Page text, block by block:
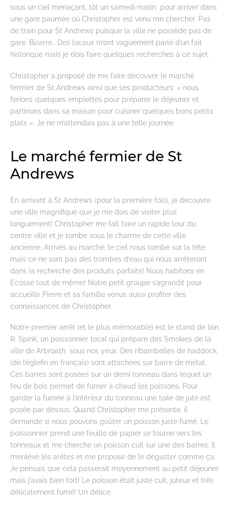
sous un ciel menaçant, tôt un samedi matin pour arriver dans
une gare paumée où Christopher est venu me chercher. Pas
de train pour St Andrews puisque la ville ne possède pas de
gare. Bizarre… Des locaux m’ont vaguement parlé d’un fait
historique mais je dois faire quelques recherches à ce sujet.
Christopher a proposé de me faire découvrir le marché
fermier de St Andrews ainsi que ses producteurs: « nous
ferions quelques emplettes pour préparer le déjeuner et
partirions dans sa maison pour cuisiner quelques bons petits
plats ». Je ne m’attendais pas à une telle journée.
Le marché fermier de St
Andrews
En arrivant à St Andrews (pour la première fois), je découvre
une ville magnifique que je me dois de visiter plus
longuement! Christopher me fait faire un rapide tour du
centre ville et je tombe sous le charme de cette ville
ancienne. Arrivés au marché, le ciel nous tombe sur la tête
mais ce ne sont pas des trombes d’eau qui nous arrêteront
dans la recherche des produits parfaits! Nous habitons en
Ecosse tout de même! Notre petit groupe s’agrandit pour
accueillir Pierre et sa famille venus aussi profiter des
connaissances de Christopher.
Notre premier arrêt (et le plus mémorable) est le stand de Iain
R. Spink, un poissonnier local qui prépare des Smokies de la
ville de Arbroath sous nos yeux. Des ribambelles de haddock
(de l’églefin en français) sont attachées sur barre de métal.
Ces barres sont posées sur un demi tonneau dans lequel un
feu de bois permet de fumer à chaud les poissons. Pour
garder la fumée à l’intérieur du tonneau une toile de jute est
posée par dessus. Quand Christopher me présente, il
demande si nous pouvons goûter un poisson juste fumé. Le
poissonnier prend une feuille de papier se tourne vers les
tonneaux et me cherche un poisson cuit sur une des barres. Il
m’enlève les arêtes et me propose de le déguster comme ça.
Je pensais que cela passerait moyennement au petit déjeuner
mais j’avais bien tort! Le poisson était juste cuit, juteux et très
délicatement fumé! Un délice.